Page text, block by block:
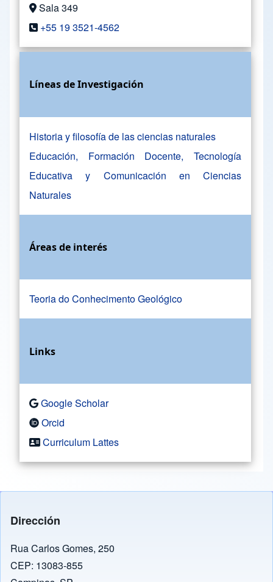
Sala 349
+55 19 3521-4562
Líneas de Investigación
Historia y filosofía de las ciencias naturales
Educación, Formación Docente, Tecnología
Educativa y Comunicación en Ciencias
Naturales
Áreas de interés
Teoria do Conhecimento Geológico
Links
Google Scholar
Orcid
Curriculum Lattes
Dirección
Rua Carlos Gomes, 250
CEP: 13083-855